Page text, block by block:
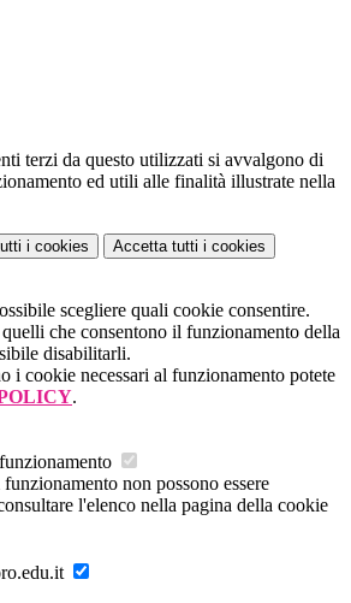
terzi da questo utilizzati si avvalgono di
ed utili alle finalità illustrate nella
i cookies Accetta tutti i cookies
scegliere quali cookie consentire.
che consentono il funzionamento della
disabilitarli.
i cookie necessari al funzionamento potete
.
non possono essere
l'elenco nella pagina della cookie